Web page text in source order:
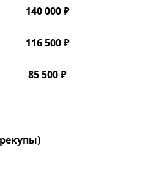
140 000 ₽
116 500 ₽
85 500 ₽